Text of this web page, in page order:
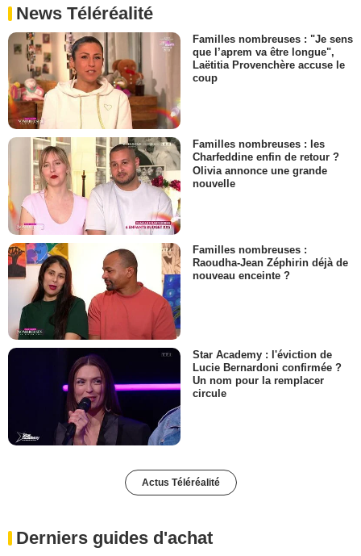
News Téléréalité
Familles nombreuses : "Je sens
que l’aprem va être longue",
Laëtitia Provenchère accuse le
coup
Familles nombreuses : les
Charfeddine enfin de retour ?
Olivia annonce une grande
nouvelle
Familles nombreuses :
Raoudha-Jean Zéphirin déjà de
nouveau enceinte ?
Star Academy : l'éviction de
Lucie Bernardoni confirmée ?
Un nom pour la remplacer
circule
Actus Téléréalité
Derniers guides d'achat